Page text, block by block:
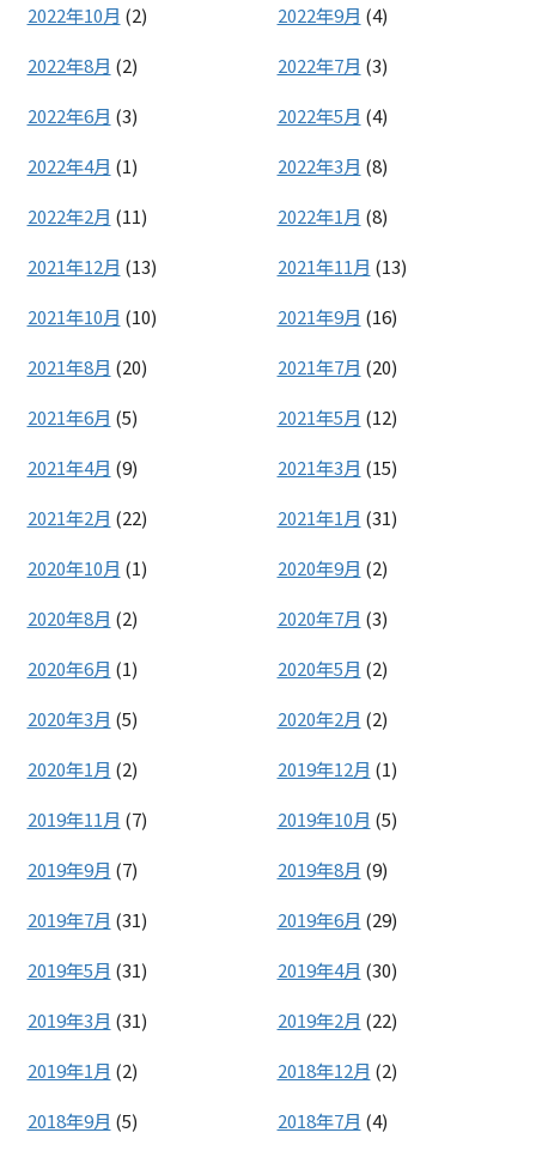
2022年10月 (2) 2022年9月 (4)
2022年8月 (2) 2022年7月 (3)
2022年6月 (3) 2022年5月 (4)
2022年4月 (1) 2022年3月 (8)
2022年2月 (11) 2022年1月 (8)
2021年12月 (13) 2021年11月 (13)
2021年10月 (10) 2021年9月 (16)
2021年8月 (20) 2021年7月 (20)
2021年6月 (5) 2021年5月 (12)
2021年4月 (9) 2021年3月 (15)
2021年2月 (22) 2021年1月 (31)
2020年10月 (1) 2020年9月 (2)
2020年8月 (2) 2020年7月 (3)
2020年6月 (1) 2020年5月 (2)
2020年3月 (5) 2020年2月 (2)
2020年1月 (2) 2019年12月 (1)
2019年11月 (7) 2019年10月 (5)
2019年9月 (7) 2019年8月 (9)
2019年7月 (31) 2019年6月 (29)
2019年5月 (31) 2019年4月 (30)
2019年3月 (31) 2019年2月 (22)
2019年1月 (2) 2018年12月 (2)
2018年9月 (5) 2018年7月 (4)